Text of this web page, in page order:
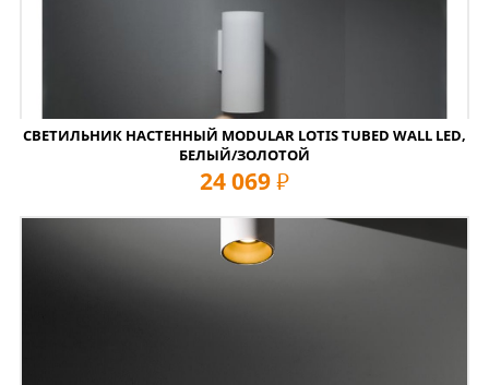
СВЕТИЛЬНИК НАСТЕННЫЙ MODULAR LOTIS TUBED WALL LED,
БЕЛЫЙ/ЗОЛОТОЙ
24 069 руб